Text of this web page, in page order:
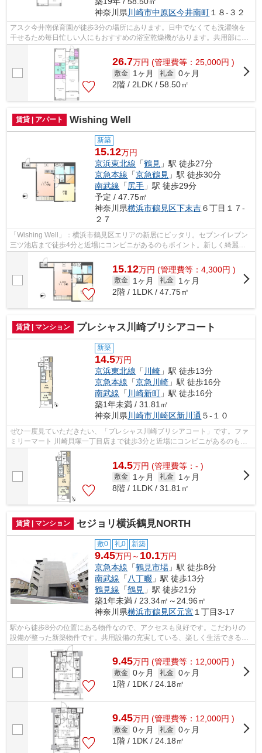
神奈川県 川崎市中原区今井南町 １８-３２
アスク今井南保育園が徒歩3分の場所にあります。日中でなくても洗濯物を
干せるため毎日忙しい人にもおすすめの浴室乾燥機があります。共用部には
宅配ボックスが備え付けられているため...
26.7万円 (管理費等：25,000円 )
敷金 1ヶ月 礼金 0ヶ月
2階 / 2LDK / 58.50㎡
賃貸 | アパート Wishing Well
新築
15.12万円
京浜東北線 「鶴見 」駅 徒歩27分
京急本線 「京急鶴見 」駅 徒歩30分
南武線 「尻手 」駅 徒歩29分
予定 / 47.75㎡
神奈川県横浜市鶴見区下末吉６丁目１７-
２７
「Wishing Well」：横浜市鶴見区エリアの新居にピッタリ。セブンイレブン
三ツ池店まで徒歩4分と近場にコンビニがあるのもポイント。新しく綺麗な
15.12万円 (管理費等：4,300円 )
敷金 1ヶ月 礼金
1ヶ月
2階 / 1LDK / 47.75㎡
賃貸 | マンション プレシャス川崎ブリシアコート
新築
14.5万円
京浜東北線 「 川崎 」駅 徒歩13分
京急本線 「京急川崎 」駅 徒歩16分
南武線 「 川崎新町 」駅 徒歩16分
築1年未満 / 31.81㎡
神奈川県 川崎市川崎区新川通 ５-１０
ぜひ一度見ていただきたい、「プレシャス川崎ブリシアコート」です。ファ
ミリーマート 川崎貝塚一丁目店まで徒歩3分と近場にコンビニがあるのもポ
イント。川崎市川崎区エリアや京浜東...
14.5万円 (管理費等：- )
敷金 1ヶ月 礼金
1ヶ月
8階 / 1LDK / 31.81㎡
賃貸 | マンション セジョリ横浜鶴見NORTH
敷0 礼0 新築
9.45万円～ 10.1万円
京急本線 「鶴見市場 」駅 徒歩8分
南武線 「 八丁畷 」駅 徒歩13分
鶴見線 「鶴見 」駅 徒歩21分
築1年未満 / 23.34㎡～24.96㎡
神奈川県横浜市鶴見区元宮 １丁目3-17
駅から徒歩8分の位置にある物件なので、アクセスも良好です。こだわりの
設備が整った新築物件です。共用設備の充実している、楽しく生活できるマ
ンションです。2026年に建設された物件...
9.45万円 (管理費等：12,000円 )
敷金 0ヶ月 礼金 0ヶ月
1階 / 1DK / 24.18㎡
9.45万円 (管理費等：12,000円 )
敷金 0ヶ月 礼金 0ヶ月
1階 / 1DK / 24.18㎡